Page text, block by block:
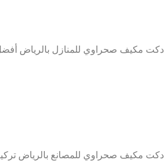
دكت مكيف صحراوي للمنازل بالرياض أفضل جودة
دكت مكيف صحراوي للمصانع بالرياض تركيب سريع